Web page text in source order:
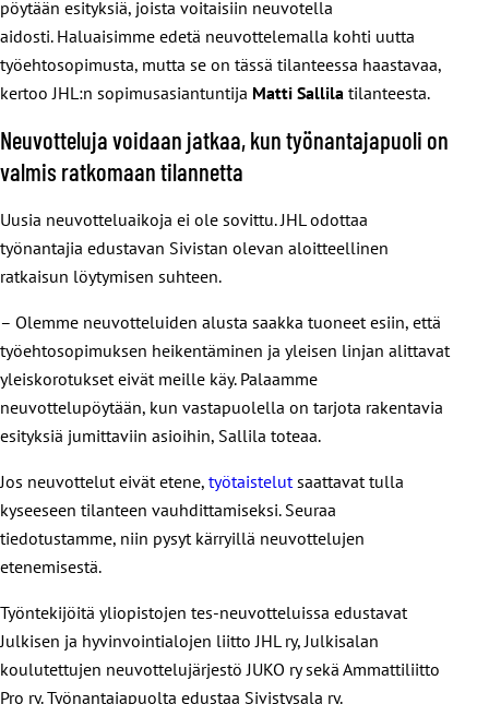
pöytään esityksiä, joista voitaisiin neuvotella
aidosti. Haluaisimme edetä neuvottelemalla kohti uutta
työehtosopimusta, mutta se on tässä tilanteessa haastavaa,
kertoo JHL:n sopimusasiantuntija Matti Sallila tilanteesta.
Neuvotteluja voidaan jatkaa, kun työnantajapuoli on
valmis ratkomaan tilannetta
Uusia neuvotteluaikoja ei ole sovittu. JHL odottaa
työnantajia edustavan Sivistan olevan aloitteellinen
ratkaisun löytymisen suhteen.
– Olemme neuvotteluiden alusta saakka tuoneet esiin, että
työehtosopimuksen heikentäminen ja yleisen linjan alittavat
yleiskorotukset eivät meille käy. Palaamme
neuvottelupöytään, kun vastapuolella on tarjota rakentavia
esityksiä jumittaviin asioihin, Sallila toteaa.
Jos neuvottelut eivät etene, työtaistelut saattavat tulla
kyseeseen tilanteen vauhdittamiseksi. Seuraa
tiedotustamme, niin pysyt kärryillä neuvottelujen
etenemisestä.
Työntekijöitä yliopistojen tes-neuvotteluissa edustavat
Julkisen ja hyvinvointialojen liitto JHL ry, Julkisalan
koulutettujen neuvottelujärjestö JUKO ry sekä Ammattiliitto
Pro ry. Työnantajapuolta edustaa Sivistysala ry.